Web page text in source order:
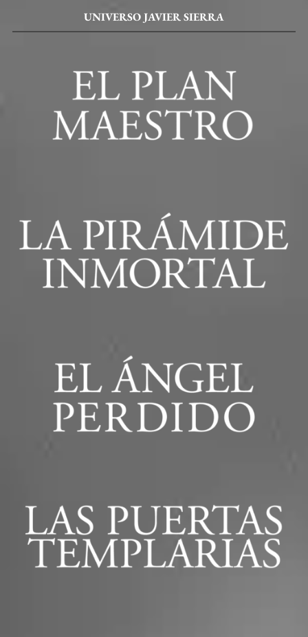
UNIVERSO JAVIER SIERRA